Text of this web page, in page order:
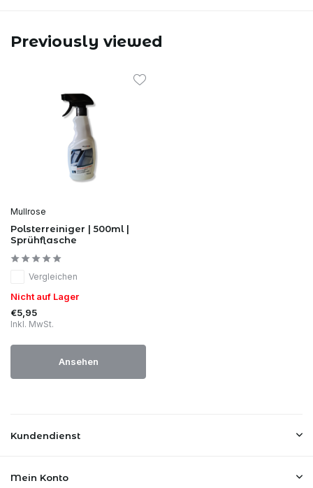
Previously viewed
Mullrose
Polsterreiniger | 500ml |
Sprühflasche
Vergleichen
Nicht auf Lager
€5,95
Inkl. MwSt.
Ansehen
Kundendienst
Mein Konto